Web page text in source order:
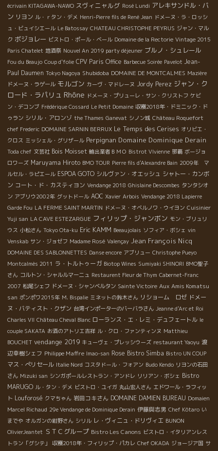
écrivain KITAGAWA-NAWO スヴィニャルグ Rosé Lundi アレキサンドル・バ
ン リヨン ル・ｒタン・デメ Henri-Pierre fils de René Jean ドメーヌ・ラ・ロッシ
ュ・ビュイシエール Le Batossay CHATEAU CHRISTOPHE PEYRUS ジャン・マル
ク ボジョレー ビストロ・ポール・ベール Domaine de la Rectorie Vintage 2015
Paris Chatelet 地酒祭 Nouvel An 2019 party déjeuner ブルノ・シュレール
Fou du Beaujo Coup d'folie CPV Paris Office Barbecue Soirée Pavelot Jean-
Paul Daumen Tokyo Nagoya Shubidoba DOMAINE DE MONTCALMES Mazière
ドメーヌ・ラゲール モルゴン カーヴ・マドレーヌ Jordy Perez ジャン・ク
ロード・ラパリュ Rhône ドメーヌ・プリューレ・サン・クリストフ ケビ
ン・デコンブ Frédérique Cossard Le Petit Domaine 収穫2018年・ドミニック・ド
ゥラン シリル・アロンゾ the Thames Ganevat シノン城 Château Roquefort
chef Frederic DOMAINE SARNIN BERRUX Le Temps des Cerises オリビエ・
クロス ミッシェル・グリザール Perpignan Domaine Dominique Derain
Toda chef 文芸社 Bois Moisset 輸出業者ＢＭＯ Bistrot VIvienne 那覇 ボージョ
ロワーズ Maruyama Hiroto BMO TOUR Pierre fils d'Alexandre Bain 2009年 マ
ルセル・ラピエール ESPOA GOTO シルヴァン・オエッシュ シャトー・カンボ
ン コート・ド・カスティヨン Vendange 2018 Ghislaine Descombes タンタシオ
ン アブリウ2002年 グットドール AOC Xavier Arbois Vendange 2018 Lapierre
Garde Fou LA FERME SAINT MARTIN ドメーヌ・オベルノワ・ウイヨン Cuisinier
Yuji san LA CAVE ESTEZARGUE フィリップ・ジャンボン モン・ブリュリ
ウス 小松さん Tokyo Ota-ku Eric KAMM Beeaujolais ソフィア・ボシェ vin
Venskab サン・ジョゼフ Madame Rosé Valençay Jean François Nicq
DOMAINE DES SABLONNETTES Danse encore アブリュー Christophe Pueyo
Montcalmès 2011 ラ・トルトゥーガ Biotop Wines Sumiyaki SHINORI BMO聖子
さん コルトン・シャルルマーニュ Restaurent Fleur de Thym Cabernet-Franc
2007 松尾シェフ ドメーヌ・シャンベルタン Sainte Victoire Aux Amis Komatsu
san ポンポワ2015年 M. Bispalie ミネットの鈴木さん リショーム ロゼ ドメー
ヌ・バティスト・クザン 台湾インポーターのバーバラさん Jeanne d'Arc et Roi
Charles VII Château Cheval Blanc ローランス・エ・レミ・デュフェートル le
couple SAKATA お酒のアトリエ吉祥 ル・クロ・ファンティンヌ Matthieu
BOUCHET vendange 2019 キューヴェ・プレッシウーズ restaurant Yaoyu 渡
辺幸樹シェフ Philippe Maffre Imao-san Rose Bistro Simba Bistro UN COUP
マス・ぺリセール Italie Nord コスタドール・フォアン Budo Kendo リヨンの石田
さん Mizuki san シンガポールレストラン・アンドレ リリアン・ボシェ Bistro
MARUGO ル・タン・デメ ビストロ・ユイガ 丸山宏人さん エドワール・ラフィッ
ト Louforosé クマちゃん 岩田コキさん DOMAINE DAMIEN BUREAU Domaien
Marcel Richaud 29e Vendange de Dominique Derain 伊藤與志男 Chef Kôtaro い
までや オルガンの紺野さん シリル レ・ヴィニュ・ドリヴィエ BUNON
OlivierJeantet ＳＴＣグループ Bistro Les Canons ビストロ・イタリアンレス
トラン「グシテ」
収穫2018年・フィリップ・パカレ Chef OKADA ジョージア国 サ